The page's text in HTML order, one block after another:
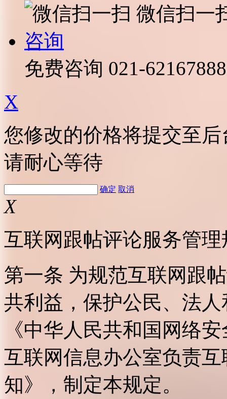
微信扫一
咨询
免费咨询 021-62167888
X
您修改的价格将提交至
请耐心等待
确定 取消
X
互联网跟帖评论服务管理
第一条 为规范互联网跟
共利益，保护公民、法
《中华人民共和国网络
互联网信息办公室负责
知》，制定本规定。